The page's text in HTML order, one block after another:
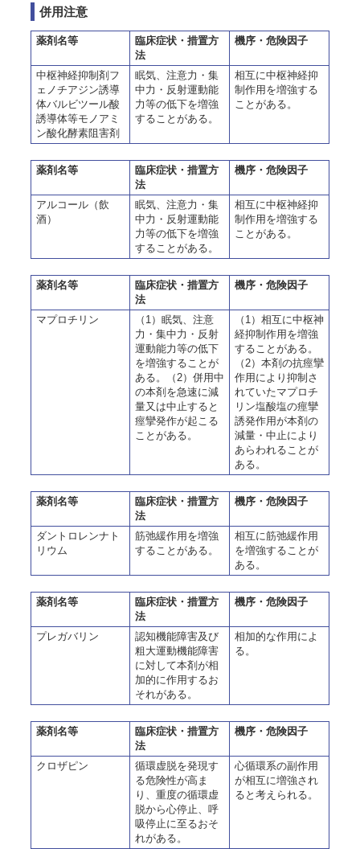
併用注意
薬剤名等
臨床症状・措置方
法
機序・危険因子
中枢神経抑制剤フ
ェノチアジン誘導
体バルビツール酸
誘導体等モノアミ
ン酸化酵素阻害剤
眠気、注意力・集
中力・反射運動能
力等の低下を増強
することがある。
相互に中枢神経抑
制作用を増強する
ことがある。
薬剤名等
臨床症状・措置方
法
機序・危険因子
アルコール（飲
酒）
眠気、注意力・集
中力・反射運動能
力等の低下を増強
することがある。
相互に中枢神経抑
制作用を増強する
ことがある。
薬剤名等
臨床症状・措置方
法
機序・危険因子
マプロチリン
（1）眠気、注意
力・集中力・反射
運動能力等の低下
を増強することが
ある。（2）併用中
の本剤を急速に減
量又は中止すると
痙攣発作が起こる
ことがある。
（1）相互に中枢神
経抑制作用を増強
することがある。
（2）本剤の抗痙攣
作用により抑制さ
れていたマプロチ
リン塩酸塩の痙攣
誘発作用が本剤の
減量・中止により
あらわれることが
ある。
薬剤名等
臨床症状・措置方
法
機序・危険因子
ダントロレンナト
リウム
筋弛緩作用を増強
することがある。
相互に筋弛緩作用
を増強することが
ある。
薬剤名等
臨床症状・措置方
法
機序・危険因子
プレガバリン
認知機能障害及び
粗大運動機能障害
に対して本剤が相
加的に作用するお
それがある。
相加的な作用によ
る。
薬剤名等
臨床症状・措置方
法
機序・危険因子
クロザピン
循環虚脱を発現す
る危険性が高ま
り、重度の循環虚
脱から心停止、呼
吸停止に至るおそ
れがある。
心循環系の副作用
が相互に増強され
ると考えられる。